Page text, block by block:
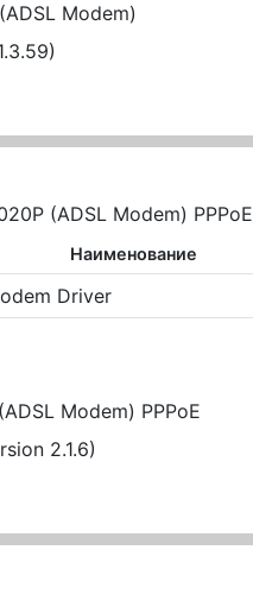
Modem)
(ADSL Modem) PPPoE
Наименование
Driver
Modem) PPPoE
2.1.6)